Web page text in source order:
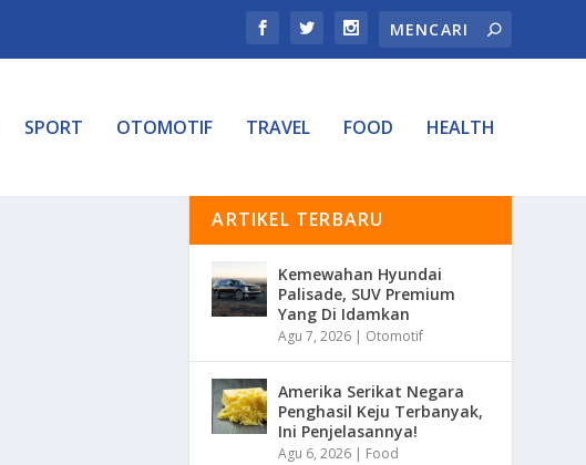
SPORT OTOMOTIF TRAVEL FOOD HEALTH
ARTIKEL TERBARU
Kemewahan Hyundai
Palisade, SUV Premium
Yang Di Idamkan
Agu 7, 2026 | Otomotif
Amerika Serikat Negara
Penghasil Keju Terbanyak,
Ini Penjelasannya!
Agu 6, 2026 | Food